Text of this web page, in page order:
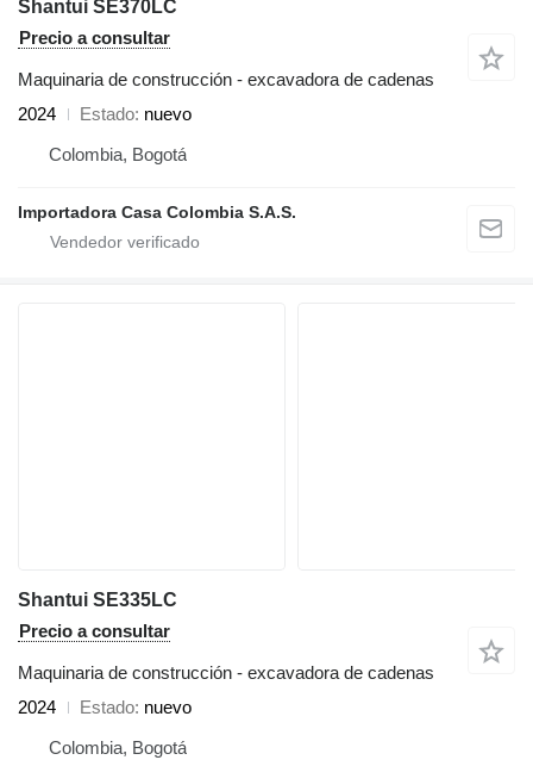
Shantui SE370LC
Precio a consultar
Maquinaria de construcción - excavadora de cadenas
2024
Estado nuevo
Colombia, Bogotá
Importadora Casa Colombia S.A.S.
Shantui SE335LC
Precio a consultar
Maquinaria de construcción - excavadora de cadenas
2024
Estado nuevo
Colombia, Bogotá